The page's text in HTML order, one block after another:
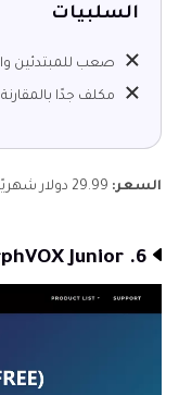
السلبيات
صعب للمبتدئين
مكلف جدًا
السعر: 29.99 دولار شهريًا
6. MorphVOX Junior (ويندوز وماك)